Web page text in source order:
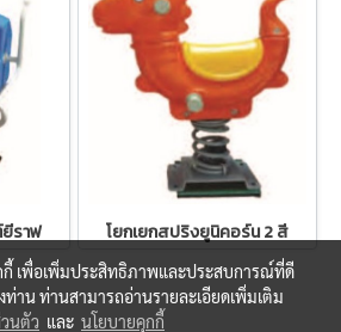
ราฟ โยกเยกสปริงยูนิคอร์น 2 สี
กี้ เพื่อเพิ่มประสิทธิภาพและประสบการณ์ที่ดี
ท่าน ท่านสามารถอ่านรายละเอียดเพิ่มเติม
นตัว และ นโยบายคุกกี้